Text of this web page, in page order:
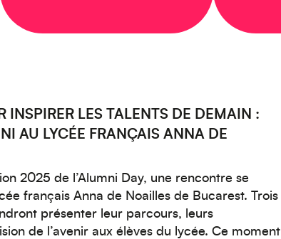
INSPIRER LES TALENTS DE DEMAIN :
AU LYCÉE FRANÇAIS ANNA DE
2025 de l’Alumni Day, une rencontre se
français Anna de Noailles de Bucarest. Trois
présenter leur parcours, leurs
de l’avenir aux élèves du lycée. Ce moment